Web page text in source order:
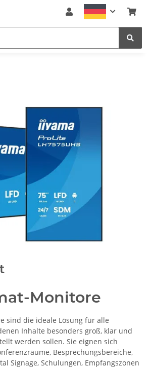
Monitore
sind die ideale Lösung für alle
Inhalte besonders groß, klar und
werden sollen. Sie eignen sich
Besprechungsbereiche,
Signage, Schulungen, Empfangszonen